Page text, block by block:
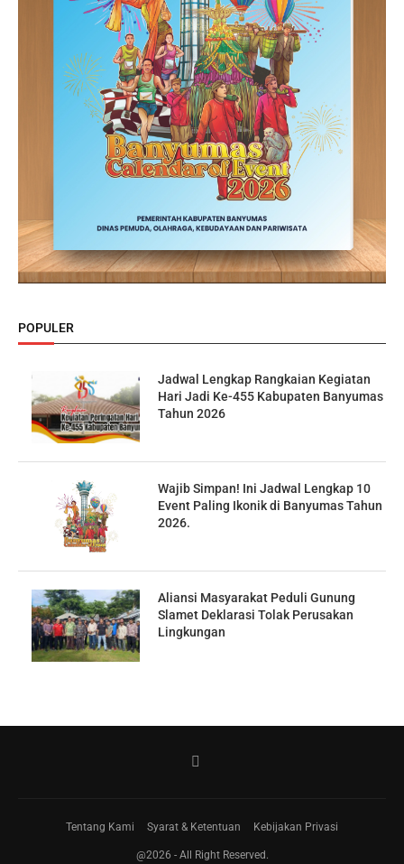
POPULER
Jadwal Lengkap Rangkaian Kegiatan
Hari Jadi Ke-455 Kabupaten Banyumas
Tahun 2026
Wajib Simpan! Ini Jadwal Lengkap 10
Event Paling Ikonik di Banyumas Tahun
2026.
Aliansi Masyarakat Peduli Gunung
Slamet Deklarasi Tolak Perusakan
Lingkungan
Tentang Kami Syarat & Ketentuan Kebijakan Privasi
@2026 - All Right Reserved.